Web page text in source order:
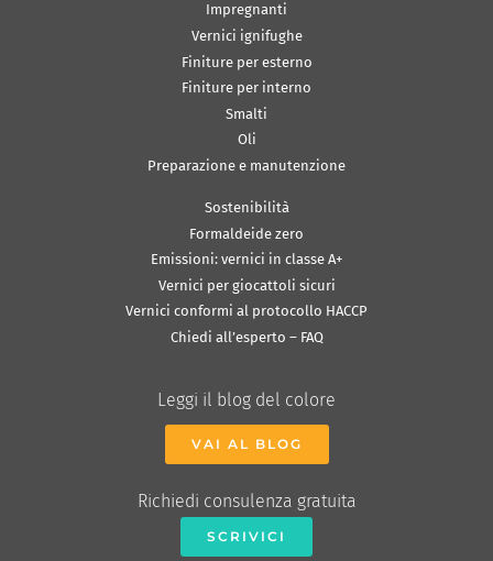
Impregnanti
Vernici ignifughe
Finiture per esterno
Finiture per interno
Smalti
Oli
Preparazione e manutenzione
Sostenibilità
Formaldeide zero
Emissioni: vernici in classe A+
Vernici per giocattoli sicuri
Vernici conformi al protocollo HACCP
Chiedi all’esperto – FAQ
Leggi il blog del colore
VAI AL BLOG
Richiedi consulenza gratuita
SCRIVICI